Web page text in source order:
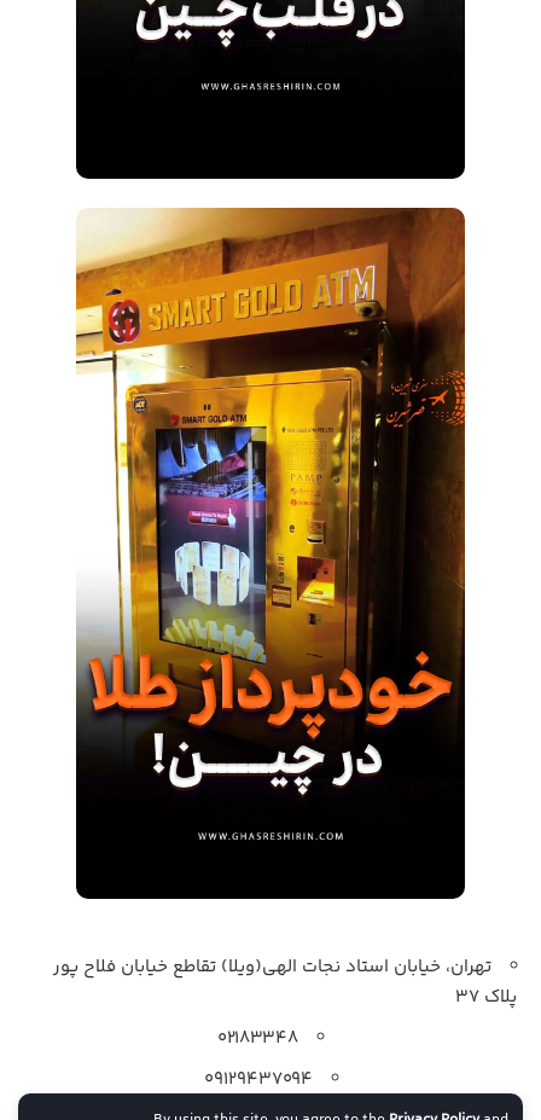
تهران، خیابان استاد نجات الهی(ویلا) تقاطع خیابان فلاح پور
پلاک 37
۰۲۱۸۳۳۴۸
۰۹۱۲۹۴۳۷۰۹۴